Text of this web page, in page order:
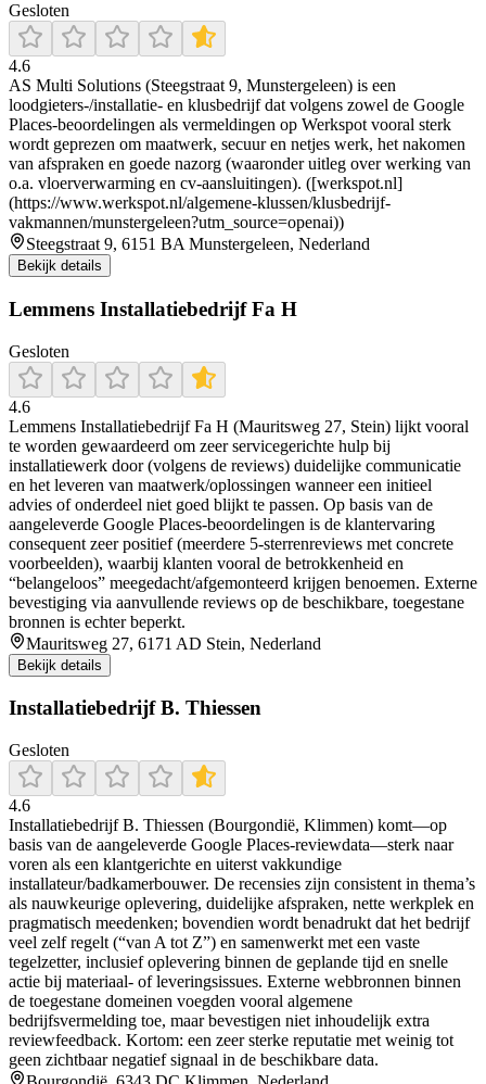
Gesloten
4.6
AS Multi Solutions (Steegstraat 9, Munstergeleen) is een
loodgieters-/installatie- en klusbedrijf dat volgens zowel de Google
Places-beoordelingen als vermeldingen op Werkspot vooral sterk
wordt geprezen om maatwerk, secuur en netjes werk, het nakomen
van afspraken en goede nazorg (waaronder uitleg over werking van
o.a. vloerverwarming en cv-aansluitingen). ([werkspot.nl]
(https://www.werkspot.nl/algemene-klussen/klusbedrijf-
vakmannen/munstergeleen?utm_source=openai))
Steegstraat 9, 6151 BA Munstergeleen, Nederland
Bekijk details
Lemmens Installatiebedrijf Fa H
Gesloten
4.6
Lemmens Installatiebedrijf Fa H (Mauritsweg 27, Stein) lijkt vooral
te worden gewaardeerd om zeer servicegerichte hulp bij
installatiewerk door (volgens de reviews) duidelijke communicatie
en het leveren van maatwerk/oplossingen wanneer een initieel
advies of onderdeel niet goed blijkt te passen. Op basis van de
aangeleverde Google Places-beoordelingen is de klantervaring
consequent zeer positief (meerdere 5-sterrenreviews met concrete
voorbeelden), waarbij klanten vooral de betrokkenheid en
“belangeloos” meegedacht/afgemonteerd krijgen benoemen. Externe
bevestiging via aanvullende reviews op de beschikbare, toegestane
bronnen is echter beperkt.
Mauritsweg 27, 6171 AD Stein, Nederland
Bekijk details
Installatiebedrijf B. Thiessen
Gesloten
4.6
Installatiebedrijf B. Thiessen (Bourgondië, Klimmen) komt—op
basis van de aangeleverde Google Places-reviewdata—sterk naar
voren als een klantgerichte en uiterst vakkundige
installateur/badkamerbouwer. De recensies zijn consistent in thema’s
als nauwkeurige oplevering, duidelijke afspraken, nette werkplek en
pragmatisch meedenken; bovendien wordt benadrukt dat het bedrijf
veel zelf regelt (“van A tot Z”) en samenwerkt met een vaste
tegelzetter, inclusief oplevering binnen de geplande tijd en snelle
actie bij materiaal- of leveringsissues. Externe webbronnen binnen
de toegestane domeinen voegden vooral algemene
bedrijfsvermelding toe, maar bevestigen niet inhoudelijk extra
reviewfeedback. Kortom: een zeer sterke reputatie met weinig tot
geen zichtbaar negatief signaal in de beschikbare data.